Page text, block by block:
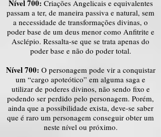
Nível 700: Criações Angelicais e equivalentes
passam a ter, de maneira passiva e natural, sem
a necessidade de transformações divinas, o
poder base de um deus menor como Anfitrite e
Asclépio. Ressalta-se que se trata apenas do
poder base e não do poder total.
Nível 700: O personagem pode vir a conquistar
um “cargo apoteótico” em alguma saga e
utilizar de poderes divinos, não sendo fixo e
podendo ser perdido pelo personagem. Porém,
ainda que a possibilidade exista, deve-se saber
que é raro um personagem conseguir obter um
neste nível ou próximo.